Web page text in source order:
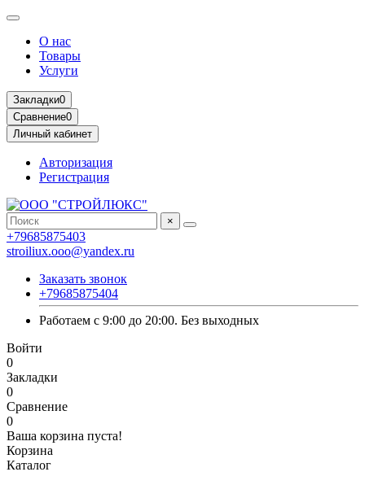
О нас
Товары
Услуги
Закладки0
Сравнение0
Личный кабинет
Авторизация
Регистрация
×
+79685875403
stroiliux.ooo@yandex.ru
Заказать звонок
+79685875404
Работаем с 9:00 до 20:00. Без выходных
Войти
0
Закладки
0
Сравнение
0
Ваша корзина пуста!
Корзина
Каталог